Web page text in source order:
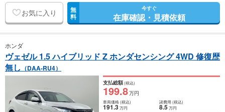
お気に入り 無
料
今すぐ
在庫確認・見積依頼
ホンダ
ヴェゼル 1.5 ハイブリッド Z ホンダセンシング 4WD 修復歴
無し （DAA-RU4）
支払総額(税込)
199.8万円
車両価格(税込)
191.3万円
諸費用 (税込)
8.5 万円